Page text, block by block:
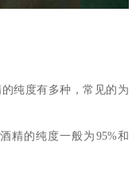
纯度有多种，常见的为
精的纯度一般为95%和